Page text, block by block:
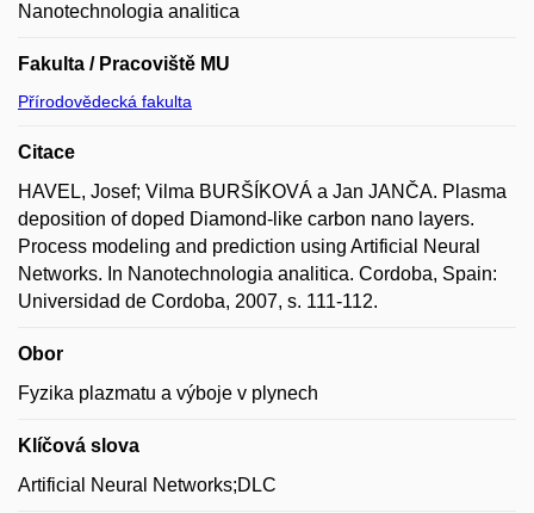
Nanotechnologia analitica
Fakulta / Pracoviště MU
Přírodovědecká fakulta
Citace
HAVEL, Josef; Vilma BURŠÍKOVÁ a Jan JANČA. Plasma
deposition of doped Diamond-like carbon nano layers.
Process modeling and prediction using Artificial Neural
Networks. In Nanotechnologia analitica. Cordoba, Spain:
Universidad de Cordoba, 2007, s. 111-112.
Obor
Fyzika plazmatu a výboje v plynech
Klíčová slova
Artificial Neural Networks;DLC